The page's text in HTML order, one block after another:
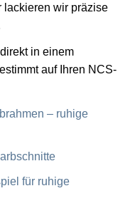
lackieren wir präzise
in einem
auf Ihren NCS-
– ruhige
für ruhige